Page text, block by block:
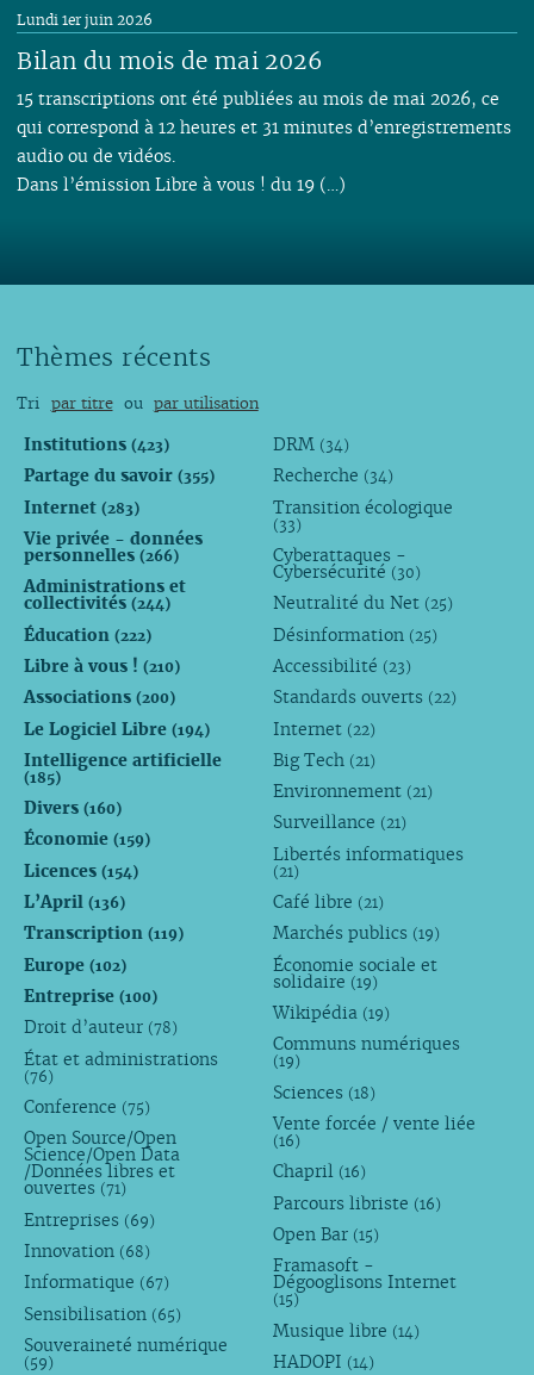
Bilan du mois de mai 2026
Lundi 1er juin 2026
15 transcriptions ont été publiées au mois de mai 2026, ce
qui correspond à 12 heures et 31 minutes d’enregistrements
audio ou de vidéos.
Dans l’émission Libre à vous ! du 19 (…)
Thèmes récents
Tri par titre ou par utilisation
Institutions (423)
Partage du savoir (355)
Internet (283)
Vie privée - données
personnelles (266)
Administrations et
collectivités (244)
Éducation (222)
Libre à vous ! (210)
Associations (200)
Le Logiciel Libre (194)
Intelligence artificielle
(185)
Divers (160)
Économie (159)
Licences (154)
L’April (136)
Transcription (119)
Europe (102)
Entreprise (100)
Droit d’auteur (78)
État et administrations
(76)
Conference (75)
Open Source/Open
Science/Open Data
/Données libres et
ouvertes (71)
Entreprises (69)
Innovation (68)
Informatique (67)
Sensibilisation (65)
Souveraineté numérique
(59)
DRM (34)
Recherche (34)
Transition écologique
(33)
Cyberattaques -
Cybersécurité (30)
Neutralité du Net (25)
Désinformation (25)
Accessibilité (23)
Standards ouverts (22)
Internet (22)
Big Tech (21)
Environnement (21)
Surveillance (21)
Libertés informatiques
(21)
Café libre (21)
Marchés publics (19)
Économie sociale et
solidaire (19)
Wikipédia (19)
Communs numériques
(19)
Sciences (18)
Vente forcée / vente liée
(16)
Chapril (16)
Parcours libriste (16)
Open Bar (15)
Framasoft -
Dégooglisons Internet
(15)
Musique libre (14)
HADOPI (14)